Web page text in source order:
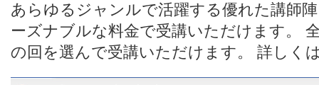
あらゆるジャンルで活躍する優れた講師
ーズナブルな料金で受講いただけます。
の回を選んで受講いただけます。 詳しく